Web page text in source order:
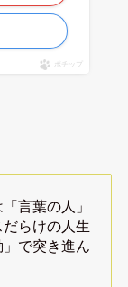
ポチップ
言葉の人」
らけの人生
で突き進ん